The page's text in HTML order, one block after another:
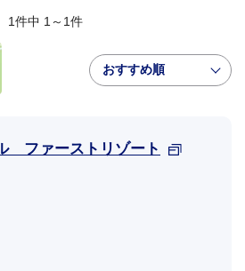
1件中 1～1件
おすすめ順
ファーストリゾート